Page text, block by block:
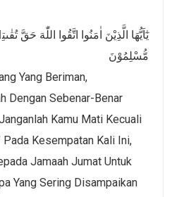
يٰٓاَيُّهَا الَّذِيْنَ اٰمَنُوا اتَّقُوا اللّٰهَ حَقَّ
مُّسْلِمُوْنَ
Yang Beriman,
Dengan Sebenar-Benar
Kamu Mati Kecuali
Pada Kesempatan Kali Ini,
Jamaah Jumat Untuk
Yang Sering Disampaikan